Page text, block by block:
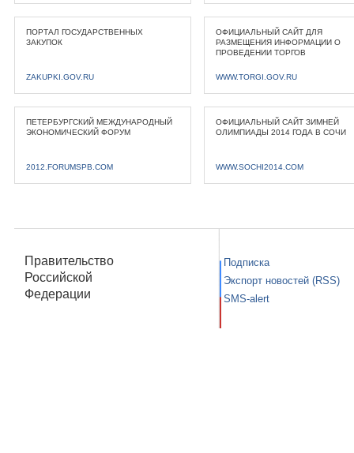
ПОРТАЛ ГОСУДАРСТВЕННЫХ
ЗАКУПОК
ZAKUPKI.GOV.RU
ОФИЦИАЛЬНЫЙ САЙТ ДЛЯ
РАЗМЕЩЕНИЯ ИНФОРМАЦИИ О
ПРОВЕДЕНИИ ТОРГОВ
WWW.TORGI.GOV.RU
ПЕТЕРБУРГСКИЙ МЕЖДУНАРОДНЫЙ
ЭКОНОМИЧЕСКИЙ ФОРУМ
2012.FORUMSPB.COM
ОФИЦИАЛЬНЫЙ САЙТ ЗИМНЕЙ
ОЛИМПИАДЫ 2014 ГОДА В СОЧИ
WWW.SOCHI2014.COM
Правительство
Российской
Федерации
Подписка
Экспорт новостей (RSS)
SMS-alert